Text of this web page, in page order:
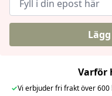
Varför
✓Vi erbjuder fri frakt över 600